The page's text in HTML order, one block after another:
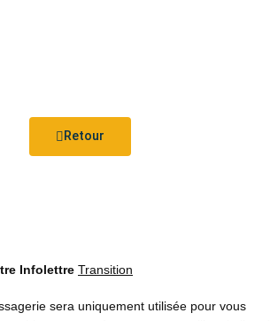
Retour
Infolettre Transition
sera uniquement utilisée pour vous